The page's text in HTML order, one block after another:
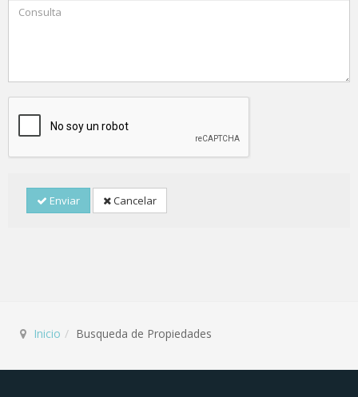
Enviar Cancelar
Inicio Busqueda de Propiedades